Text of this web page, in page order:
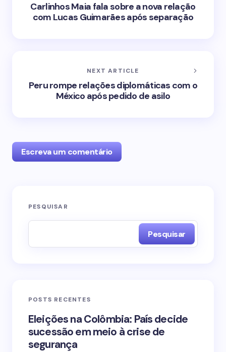
Carlinhos Maia fala sobre a nova relação
com Lucas Guimarães após separação
NEXT ARTICLE
Peru rompe relações diplomáticas com o
México após pedido de asilo
Escreva um comentário
O seu endereço de e-mail não será publicado.
Your Comment *
PESQUISAR
Pesquisar
POSTS RECENTES
Eleições na Colômbia: País decide
sucessão em meio à crise de
segurança